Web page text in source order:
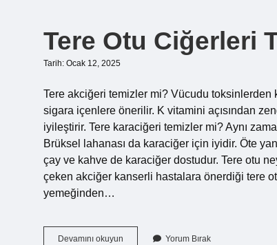
Tere Otu Ciğerleri
Tarih: Ocak 12, 2025
Tere akciğeri temizler mi? Vücudu
sigara içenlere önerilir. K vitamini açısından
iyileştirir. Tere karaciğeri temizler mi? Aynı
Brüksel lahanası da karaciğer için iyidir. Öte
çay ve kahve de karaciğer dostudur. Tere otu
çeken akciğer kanserli hastalara önerdiği tere
yemeğinden…
Devamını okuyun Yorum Bırak